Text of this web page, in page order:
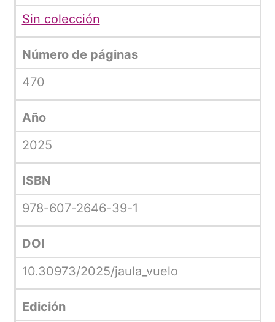
Sin colección
Número de páginas
470
Año
2025
ISBN
978-607-2646-39-1
DOI
10.30973/2025/jaula_vuelo
Edición